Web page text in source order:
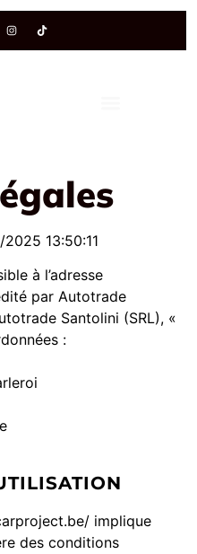
13:50:11
à l’adresse
par Autotrade
Santolini (SRL), «
:
implique
des conditions